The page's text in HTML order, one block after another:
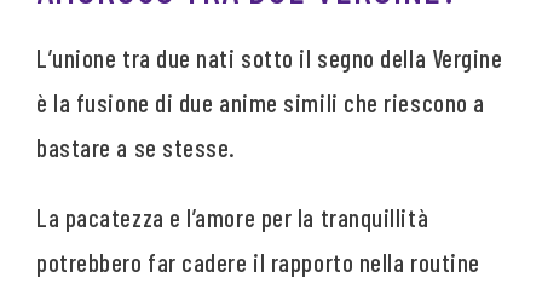
L’unione tra due nati sotto il segno della Vergine
è la fusione di due anime simili che riescono a
bastare a se stesse.
La pacatezza e l’amore per la tranquillità
potrebbero far cadere il rapporto nella routine